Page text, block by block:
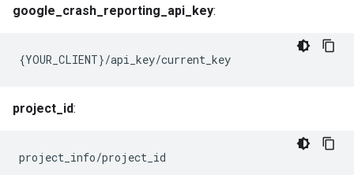
google_crash_reporting_api_key:
{YOUR_CLIENT}/api_key/current_key
project_id:
project_info/project_id